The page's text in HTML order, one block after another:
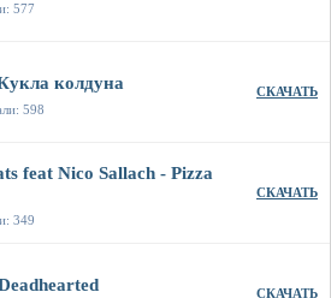
577
колдуна
598
СКАЧАТЬ
feat Nico Sallach - Pizza
349
СКАЧАТЬ
СКАЧАТЬ